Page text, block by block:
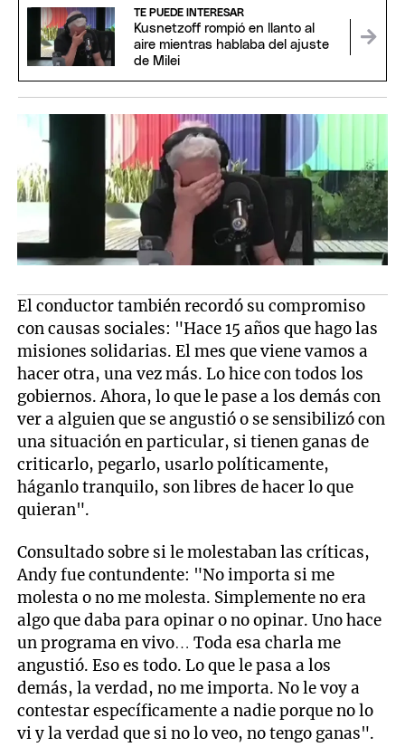
TE PUEDE INTERESAR
Kusnetzoff rompió en llanto al
aire mientras hablaba del ajuste
de Milei
El conductor también recordó su compromiso
con causas sociales: "Hace 15 años que hago las
misiones solidarias. El mes que viene vamos a
hacer otra, una vez más. Lo hice con todos los
gobiernos. Ahora, lo que le pase a los demás con
ver a alguien que se angustió o se sensibilizó con
una situación en particular, si tienen ganas de
criticarlo, pegarlo, usarlo políticamente,
háganlo tranquilo, son libres de hacer lo que
quieran".
Consultado sobre si le molestaban las críticas,
Andy fue contundente: "No importa si me
molesta o no me molesta. Simplemente no era
algo que daba para opinar o no opinar. Uno hace
un programa en vivo… Toda esa charla me
angustió. Eso es todo. Lo que le pasa a los
demás, la verdad, no me importa. No le voy a
contestar específicamente a nadie porque no lo
vi y la verdad que si no lo veo, no tengo ganas".